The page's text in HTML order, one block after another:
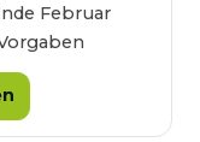
Februar